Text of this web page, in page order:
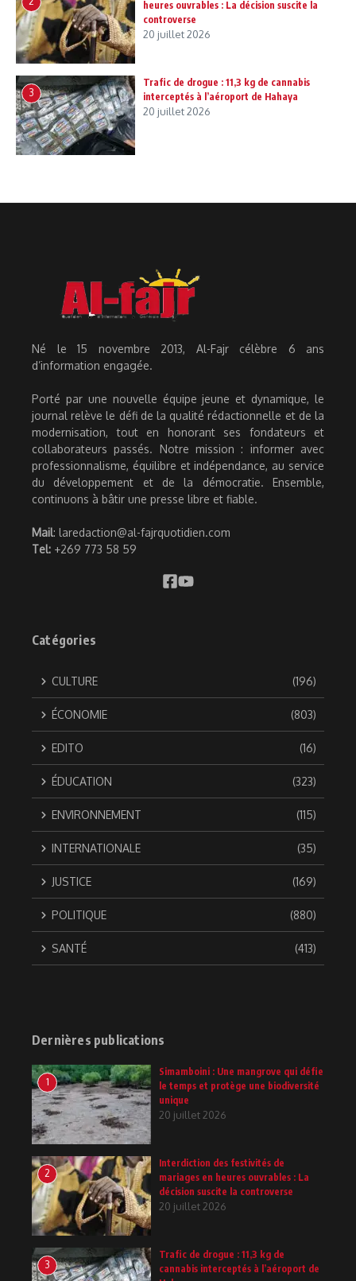
heures ouvrables : La décision suscite la
controverse
20 juillet 2026
3
Trafic de drogue : 11,3 kg de cannabis
interceptés à l’aéroport de Hahaya
20 juillet 2026
Né le 15 novembre 2013, Al-Fajr célèbre 6 ans
d’information engagée.
Porté par une nouvelle équipe jeune et dynamique, le
journal relève le défi de la qualité rédactionnelle et de la
modernisation, tout en honorant ses fondateurs et
collaborateurs passés. Notre mission : informer avec
professionnalisme, équilibre et indépendance, au service
du développement et de la démocratie. Ensemble,
continuons à bâtir une presse libre et fiable.
Mail: laredaction@al-fajrquotidien.com
Tel: +269 773 58 59
Catégories
CULTURE (196)
ÉCONOMIE (803)
EDITO (16)
ÉDUCATION (323)
ENVIRONNEMENT (115)
INTERNATIONALE (35)
JUSTICE (169)
POLITIQUE (880)
SANTÉ (413)
Dernières publications
1
Simamboini : Une mangrove qui défie
le temps et protège une biodiversité
unique
20 juillet 2026
2
Interdiction des festivités de
mariages en heures ouvrables : La
décision suscite la controverse
20 juillet 2026
3
Trafic de drogue : 11,3 kg de
cannabis interceptés à l’aéroport de